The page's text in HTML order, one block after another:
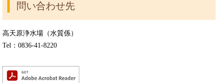
問い合わせ先
高天原浄水場（水質係）
Tel：0836-41-8220